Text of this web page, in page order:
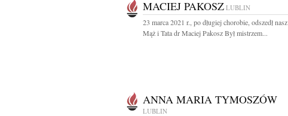
MACIEJ PAKOSZ LUBLIN
23 marca 2021 r., po długiej chorobie, odszedł nasz
Mąż i Tata dr Maciej Pakosz Był mistrzem...
ANNA MARIA TYMOSZÓW
LUBLIN